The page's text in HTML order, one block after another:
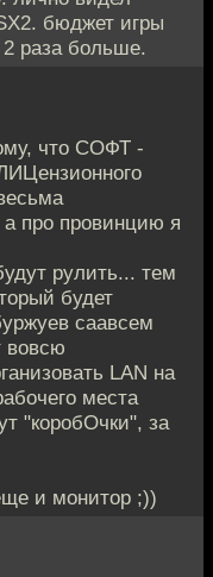
бюджет игры
2 раза больше.
что СОФТ -
про провинцию я
рулить... тем
будет
саавсем
вовсю
LAN на
места
"коробОчки", за
и монитор ;))